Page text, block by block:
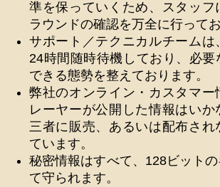
準を保っていくため、スタッフ
ラウンドの確認を万全に行って
サポート／テクニカルチームは
24時間随時待機しており、必
できる態勢を整えております。
弊社のオンライン・カスタマー
レーヤーが公開した情報はい
三者に販売、あるいは配布され
ています。
秘密情報はすべて、128ビット
て守られます。